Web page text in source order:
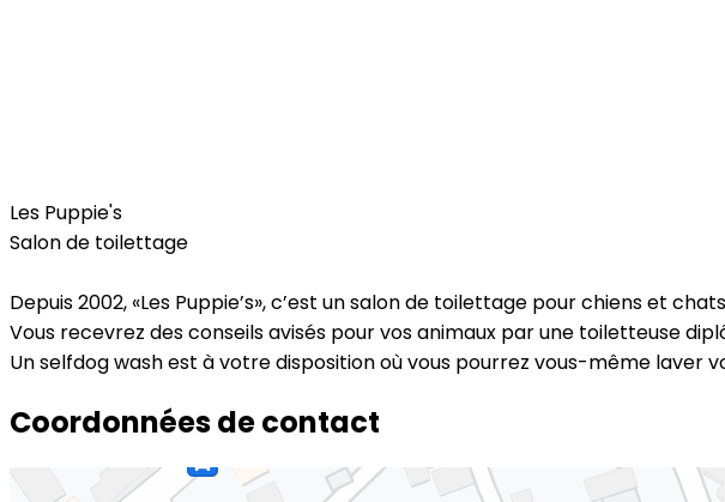
Les Puppie's
Salon de toilettage
Depuis 2002, «Les Puppie’s», c’est un salon de toilettage pour chiens et
Vous recevrez des conseils avisés pour vos animaux par une toiletteuse
Un selfdog wash est à votre disposition où vous pourrez vous-même laver
Coordonnées de contact